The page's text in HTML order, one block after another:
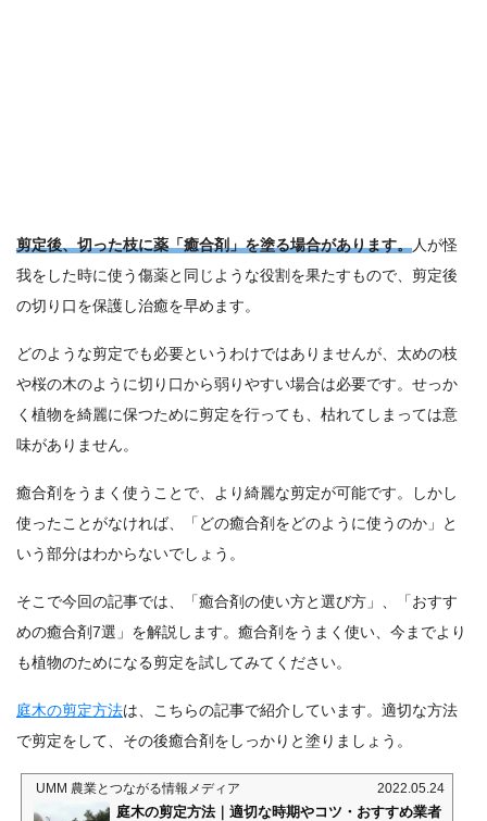
剪定後、切った枝に薬「癒合剤」を塗る場合があります。人が怪
我をした時に使う傷薬と同じような役割を果たすもので、剪定後
の切り口を保護し治癒を早めます。
どのような剪定でも必要というわけではありませんが、太めの枝
や桜の木のように切り口から弱りやすい場合は必要です。せっか
く植物を綺麗に保つために剪定を行っても、枯れてしまっては意
味がありません。
癒合剤をうまく使うことで、より綺麗な剪定が可能です。しかし
使ったことがなければ、「どの癒合剤をどのように使うのか」と
いう部分はわからないでしょう。
そこで今回の記事では、「癒合剤の使い方と選び方」、「おすす
めの癒合剤7選」を解説します。癒合剤をうまく使い、今までより
も植物のためになる剪定を試してみてください。
庭木の剪定方法は、こちらの記事で紹介しています。適切な方法
で剪定をして、その後癒合剤をしっかりと塗りましょう。
UMM 農業とつながる情報メディア 2022.05.24
庭木の剪定方法｜適切な時期やコツ・おすすめ業者